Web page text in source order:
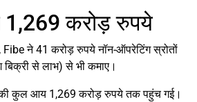
करोड़ रुपये
ने 41 करोड़ रुपये नॉन-ऑपरेटिंग स्रोतों
से लाभ) से भी कमाए।
कुल आय 1,269 करोड़ रुपये तक पहुंच गई।